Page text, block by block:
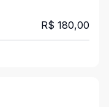
R$ 180,00